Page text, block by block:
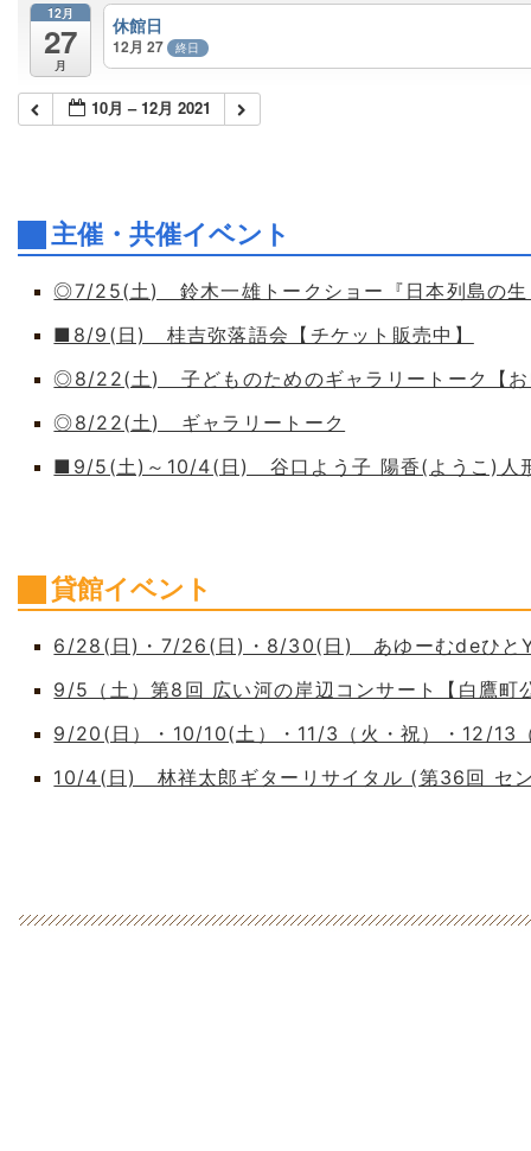
12月
27
月
休館日
12月 27 終日
10月 – 12月 2021
主催・共催イベント
◎7/25(土) 鈴木一雄トークショー『日本列島の生
■8/9(日) 桂吉弥落語会【チケット販売中】
◎8/22(土) 子どものためのギャラリートーク【お
◎8/22(土) ギャラリートーク
■9/5(土)～10/4(日) 谷口よう子 陽香(ようこ)人
貸館イベント
6/28(日)・7/26(日)・8/30(日) あゆーむdeひと
9/5（土）第8回 広い河の岸辺コンサート【白鷹町
9/20(日）・10/10(土）・11/3（火・祝）・12/
10/4(日) 林祥太郎ギターリサイタル (第36回 セ